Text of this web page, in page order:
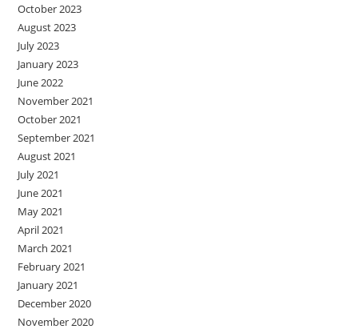
October 2023
August 2023
July 2023
January 2023
June 2022
November 2021
October 2021
September 2021
August 2021
July 2021
June 2021
May 2021
April 2021
March 2021
February 2021
January 2021
December 2020
November 2020